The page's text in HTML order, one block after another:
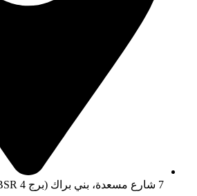
7 شارع مسعدة، بني براك (برج BSR 4 - الطابق 23)